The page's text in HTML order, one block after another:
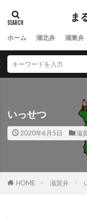
ま
ホーム 湖北弁 湖東弁
いっせつ
2020年6月5日 滋
HOME 滋賀弁